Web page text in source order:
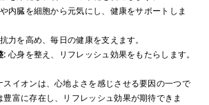
内臓を細胞から元気にし、健康をサポートしま
力を高め、毎日の健康を支えます。
: 心身を整え、リフレッシュ効果をもたらします。
スイオンは、心地よさを感じさせる要因の一つで
富に存在し、リフレッシュ効果が期待できま